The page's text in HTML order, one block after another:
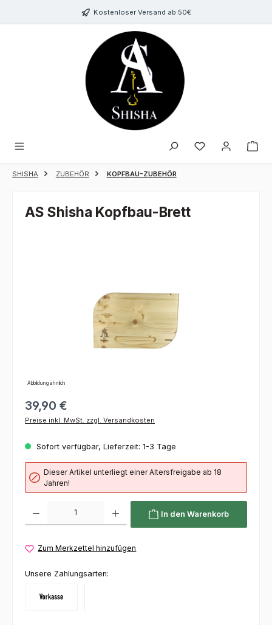
Zum Hauptinhalt springenKostenloser Versand ab 50€
Du hast 0
SHISHA ZUBEHÖR KOPFBAU-ZUBEHÖR
AS Shisha Kopfbau-Brett
Abbildung ähnlich
39,90 €
Preise inkl. MwSt. zzgl. Versandkosten
Sofort verfügbar, Lieferzeit: 1-3 Tage
Dieser Artikel unterliegt einer Altersfreigabe ab 18
Jahren!
In den Warenkorb
Zum Merkzettel hinzufügen
Unsere Zahlungsarten: